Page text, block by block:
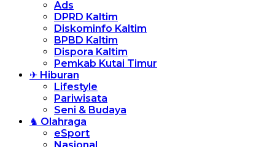
Ads
DPRD Kaltim
Diskominfo Kaltim
BPBD Kaltim
Dispora Kaltim
Pemkab Kutai Timur
✈ Hiburan
Lifestyle
Pariwisata
Seni & Budaya
♞ Olahraga
eSport
Nasional